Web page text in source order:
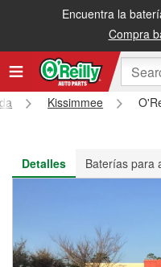
Encuentra la
Compra
Recibe tu orden gratis al
Kissimmee
Detalles
Baterías para